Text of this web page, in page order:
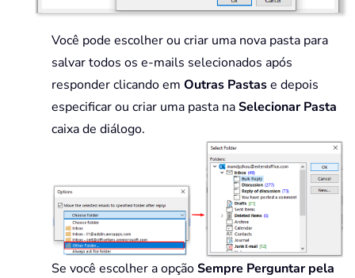
Você pode escolher ou criar uma nova pasta para
salvar todos os e-mails selecionados após
responder clicando em Outras Pastase depois
especificar ou criar uma pasta naSelecionar Pasta
caixa de diálogo.
Se você escolher a opçãoSempre Perguntar pela